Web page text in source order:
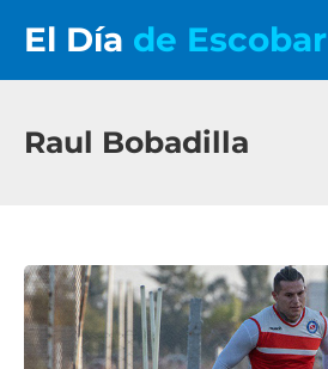
El Día de Escobar
Raul Bobadilla